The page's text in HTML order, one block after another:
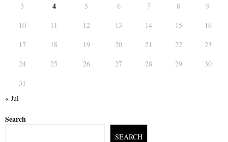
3
4 5 6 7 8
9
10
11 12 13 14 15
16
17
18 19 20 21 22
23
24
25 26 27 28 29
30
31
« Jul
Search
SEARCH